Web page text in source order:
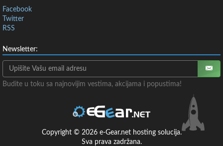
Facebook
Twitter
RSS
Newsletter:
Budite u toku sa najnovijim vestima, akcijama i popustima!
Copyright © 2026 e-Gear.net hosting solucija.
Sva prava zadržana.